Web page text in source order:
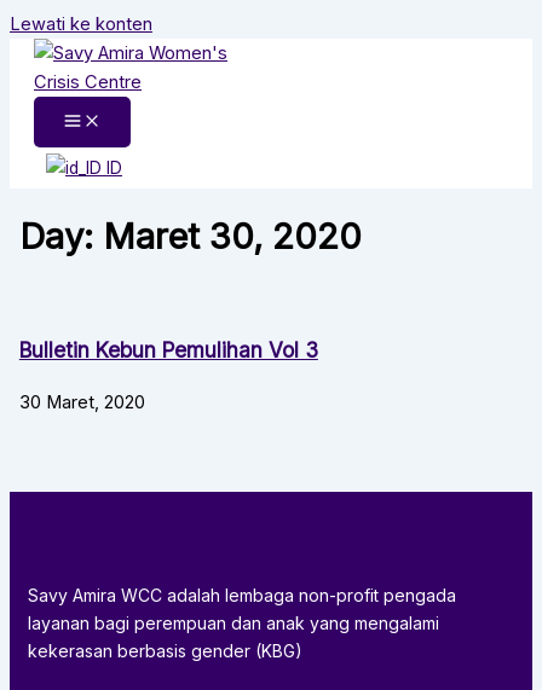
Lewati ke konten
ID
Day: Maret 30, 2020
Bulletin Kebun Pemulihan Vol 3
30 Maret, 2020
Savy Amira WCC adalah lembaga non-profit pengada
layanan bagi perempuan dan anak yang mengalami
kekerasan berbasis gender (KBG)